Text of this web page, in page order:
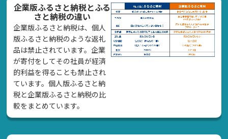
企業版ふるさと納税とふる
さと納税の違い
企業版ふるさと納税は、個人
版ふるさと納税のような返礼
品は禁止されています。企業
が寄付をしてその社員が経済
的利益を得ることも禁止され
ています。個人版ふるさと納
税と企業版ふるさと納税の比
較をまとめています。